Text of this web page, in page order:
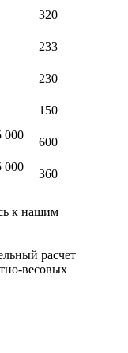
320
233
230
150
000
600
000
360
к нашим
расчет
весовых